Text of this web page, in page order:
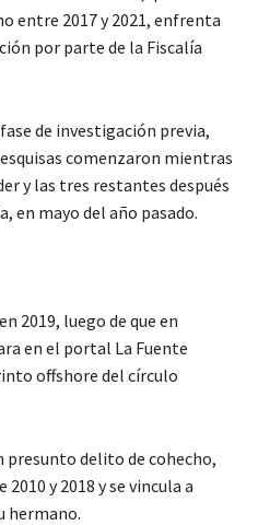
entre 2017 y 2021, enfrenta
por parte de la Fiscalía
de investigación previa,
comenzaron mientras
y las tres restantes después
en mayo del año pasado.
2019, luego de que en
en el portal La Fuente
offshore del círculo
presunto delito de cohecho,
y 2018 y se vincula a
hermano.